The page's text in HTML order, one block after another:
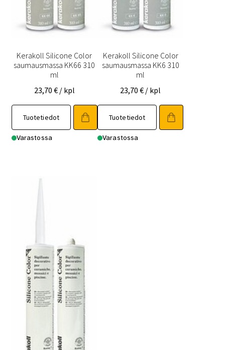
Kerakoll Silicone Color
saumausmassa KK66 310
ml
23,70 € / kpl
Tuotetiedot
Varastossa
Kerakoll Silicone Color
saumausmassa KK6 310
ml
23,70€ / kpl
Tuotetiedot
Varastossa